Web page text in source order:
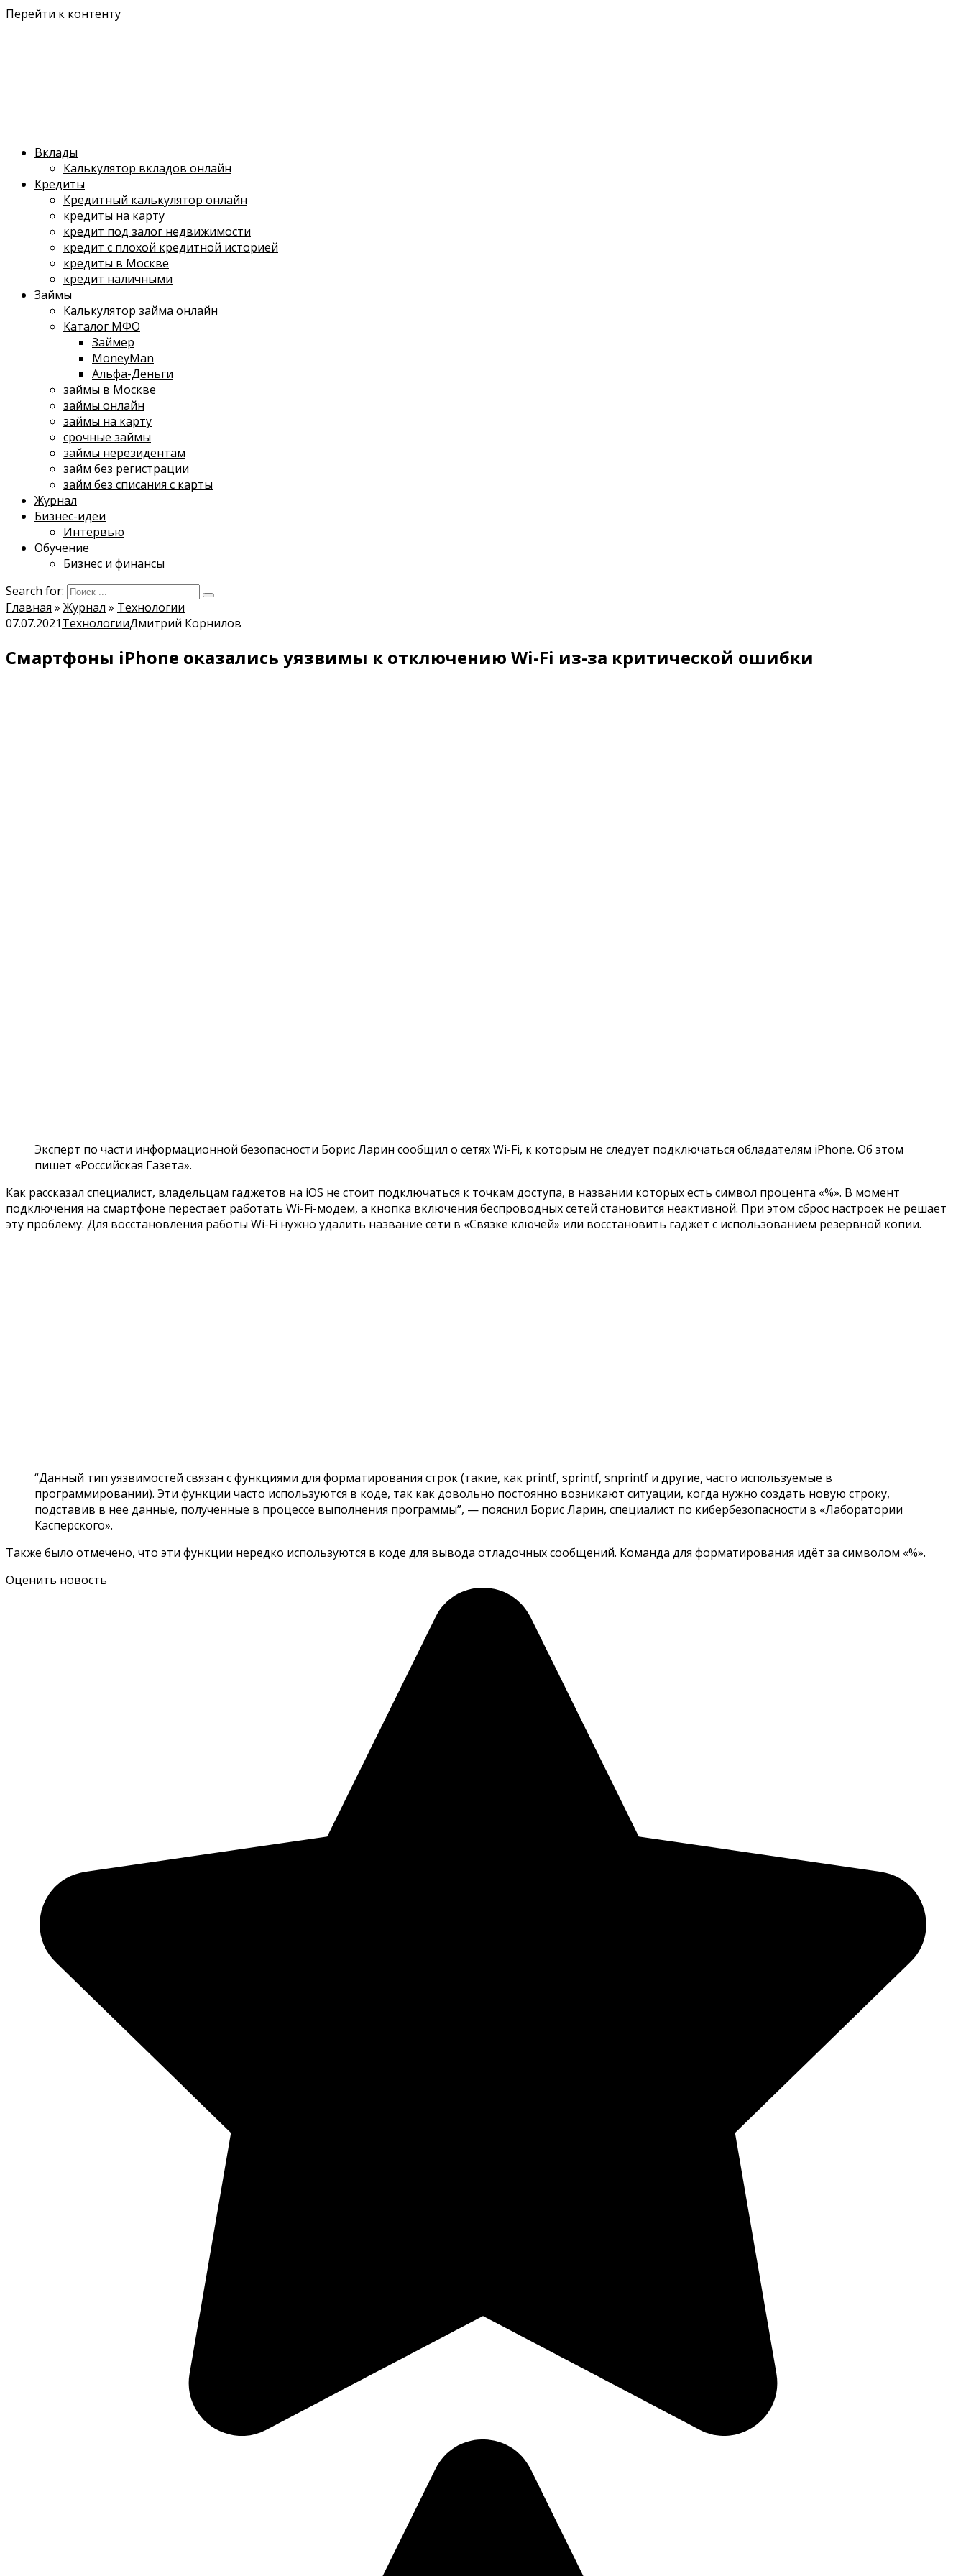
Перейти к контенту
Вклады
Калькулятор вкладов онлайн
Кредиты
Кредитный калькулятор онлайн
кредиты на карту
кредит под залог недвижимости
кредит с плохой кредитной историей
кредиты в Москве
кредит наличными
Займы
Калькулятор займа онлайн
Каталог МФО
Займер
MoneyMan
Альфа-Деньги
займы в Москве
займы онлайн
займы на карту
срочные займы
займы нерезидентам
займ без регистрации
займ без списания с карты
Журнал
Бизнес-идеи
Интервью
Обучение
Бизнес и финансы
Search for:
Главная » Журнал » Технологии
07.07.2021ТехнологииДмитрий Корнилов
Смартфоны iPhone оказались уязвимы к отключению Wi-Fi из-за критической ошибки
Эксперт по части информационной безопасности Борис Ларин сообщил о сетях Wi-Fi, к которым не следует подключаться обладателям iPhone. Об этом
пишет «Российская Газета».
Как рассказал специалист, владельцам гаджетов на iOS не стоит подключаться к точкам доступа, в названии которых есть символ процента «%». В момент
подключения на смартфоне перестает работать Wi-Fi-модем, а кнопка включения беспроводных сетей становится неактивной. При этом сброс настроек не решает
эту проблему. Для восстановления работы Wi-Fi нужно удалить название сети в «Связке ключей» или восстановить гаджет с использованием резервной копии.
“Данный тип уязвимостей связан с функциями для форматирования строк (такие, как printf, sprintf, snprintf и другие, часто используемые в
программировании). Эти функции часто используются в коде, так как довольно постоянно возникают ситуации, когда нужно создать новую строку,
подставив в нее данные, полученные в процессе выполнения программы”, — пояснил Борис Ларин, специалист по кибербезопасности в «Лаборатории
Касперского».
Также было отмечено, что эти функции нередко используются в коде для вывода отладочных сообщений. Команда для форматирования идёт за символом «%».
Оценить новость